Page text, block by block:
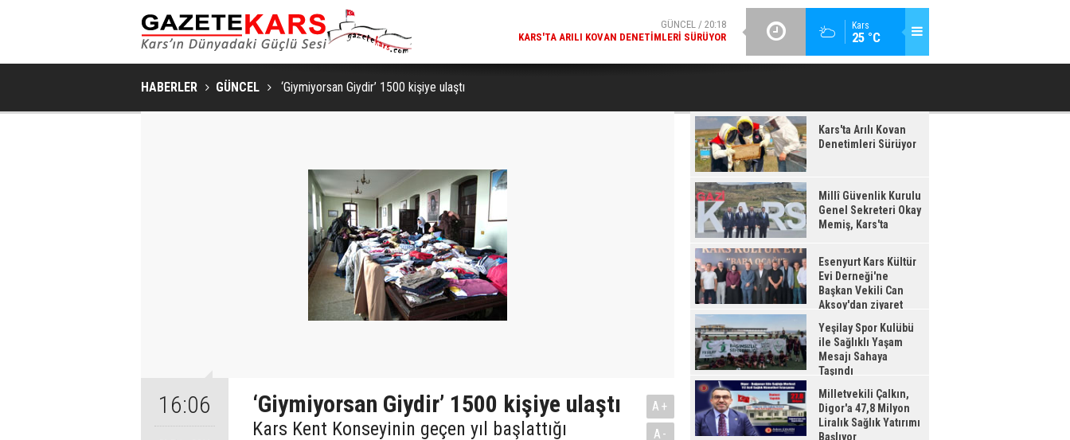
Kars
25 °C
GÜNCEL / 20:17
KARS'TA
ESENYURT KARS KÜLTÜR EVI DERNEĞI'NE BAŞKAN VEKILI CAN
HABERLER GÜNCEL ‘Giymiyorsan Giydir’ 1500 kişiye ulaştı
16:06 ‘Giymiyorsan Giydir’ 1500 kişiye ulaştı
Kars Kent Konseyinin geçen yıl başlattığı
A+
A-
Kars'ta Arılı Kovan
Denetimleri Sürüyor
Millî Güvenlik Kurulu
Genel Sekreteri Okay
Memiş, Kars'ta
Esenyurt Kars Kültür
Evi Derneği'ne
Başkan Vekili Can
Aksoy'dan ziyaret
Yeşilay Spor Kulübü
ile Sağlıklı Yaşam
Mesajı Sahaya
Taşındı
Milletvekili Çalkın,
Digor'a 47,8 Milyon
Liralık Sağlık Yatırımı
Başlıyor